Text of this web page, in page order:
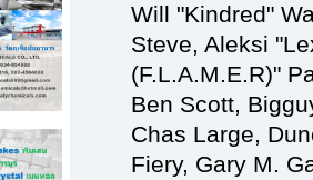
Will "Kindred"
Steve, Aleksi
(F.L.A.M.E.R)"
Ben Scott,
Chas Large,
Fiery, Gary M.